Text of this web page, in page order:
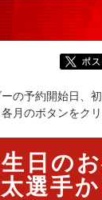
の予約開始日、
各月のボタンをク
日の
選手か